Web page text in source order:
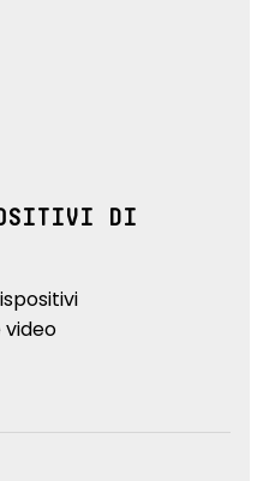
DI
video